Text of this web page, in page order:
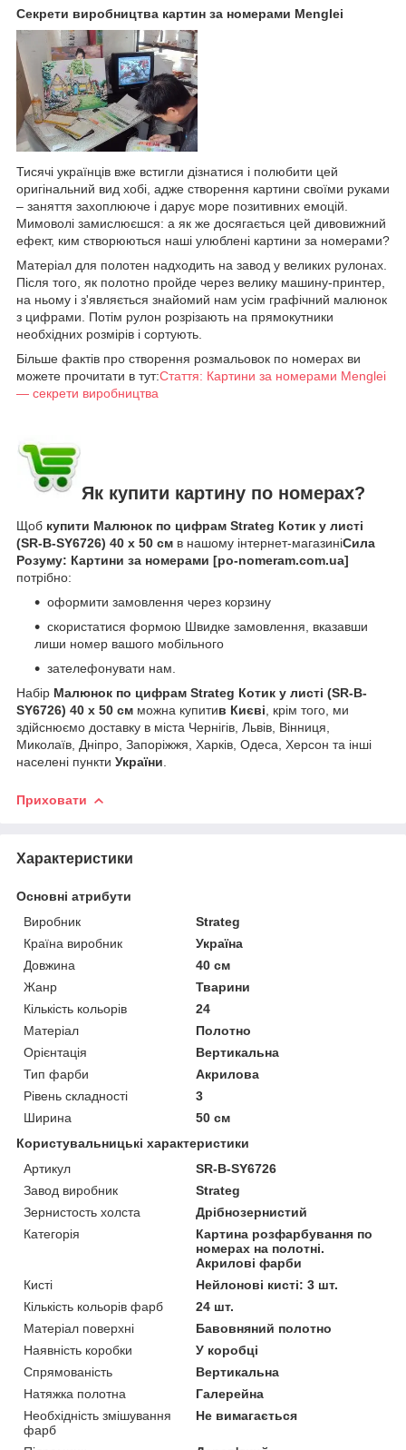
Секрети виробництва картин за номерами Menglei
Тисячі українців вже встигли дізнатися і полюбити цей
оригінальний вид хобі, адже створення картини своїми руками
– заняття захоплююче і дарує море позитивних емоцій.
Мимоволі замислюєшся: а як же досягається цей дивовижний
ефект, ким створюються наші улюблені картини за номерами?
Матеріал для полотен надходить на завод у великих рулонах.
Після того, як полотно пройде через велику машину-принтер,
на ньому і з'являється знайомий нам усім графічний малюнок
з цифрами. Потім рулон розрізають на прямокутники
необхідних розмірів і сортують.
Більше фактів про створення розмальовок по номерах ви
можете прочитати в тут:Стаття: Картини за номерами Menglei
— секрети виробництва
Як купити картину по номерах?
Щоб купити Малюнок по цифрам Strateg Котик у листі
(SR-B-SY6726) 40 х 50 см в нашому інтернет-магазиніСила
Розуму: Картини за номерами [po-nomeram.com.ua]
потрібно:
оформити замовлення через корзину
скористатися формою Швидке замовлення, вказавши
лиши номер вашого мобільного
зателефонувати нам.
Набір Малюнок по цифрам Strateg Котик у листі (SR-B-
SY6726) 40 х 50 см можна купитив Києві , крім того, ми
здійснюємо доставку в міста Чернігів, Львів, Вінниця,
Миколаїв, Дніпро, Запоріжжя, Харків, Одеса, Херсон та інші
населені пункти України
Приховати
Характеристики
Основні атрибути
Виробник
Strateg
Країна виробник
Україна
Довжина
40 см
Жанр
Тварини
Кількість кольорів
24
Матеріал
Полотно
Орієнтація
Вертикальна
Тип фарби
Акрилова
Рівень складності
3
Ширина
50 см
Користувальницькі характеристики
Артикул
SR-B-SY6726
Завод виробник
Strateg
Зернистость холста
Дрібнозернистий
Категорія
Картина розфарбування по
номерах на полотні.
Акрилові фарби
Кисті
Нейлонові кисті: 3 шт.
Кількість кольорів фарб
24 шт.
Матеріал поверхні
Бавовняний полотно
Наявність коробки
У коробці
Спрямованість
Вертикальна
Натяжка полотна
Галерейна
Необхідність змішування
фарб
Не вимагається